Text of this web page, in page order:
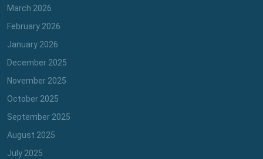
March 2026
February 2026
January 2026
December 2025
November 2025
October 2025
September 2025
August 2025
July 2025